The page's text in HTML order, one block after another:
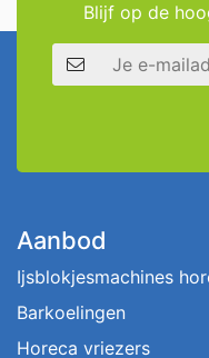
Blijf op de
E-mailadres
Aanbod
Ijsblokjesmachines
Barkoelingen
Horeca vriezers